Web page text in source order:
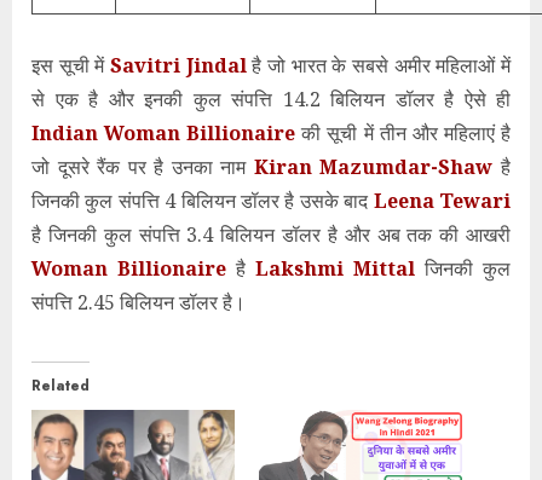
इस सूची मेंSavitri Jindalहै जो भारत के सबसे अमीर महिलाओं में
से एक है और इनकी कुल संपत्ति 14.2 बिलियन डॉलर है ऐसे ही
Indian Woman Billionaire की सूची में तीन और महिलाएं है
जो दूसरे रैंक पर है उनका नाम Kiran Mazumdar-Shaw है
जिनकी कुल संपत्ति 4 बिलियन डॉलर है उसके बाद Leena Tewari
है जिनकी कुल संपत्ति 3.4 बिलियन डॉलर है और अब तक की आखरी
Woman Billionaire है Lakshmi Mittal जिनकी कुल
संपत्ति 2.45 बिलियन डॉलर है।
Related